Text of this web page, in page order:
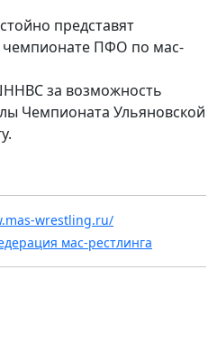
представят
чемпионате ПФО по мас-
за возможность
Чемпионата Ульяновской
wrestling.ru/
мас-рестлинга